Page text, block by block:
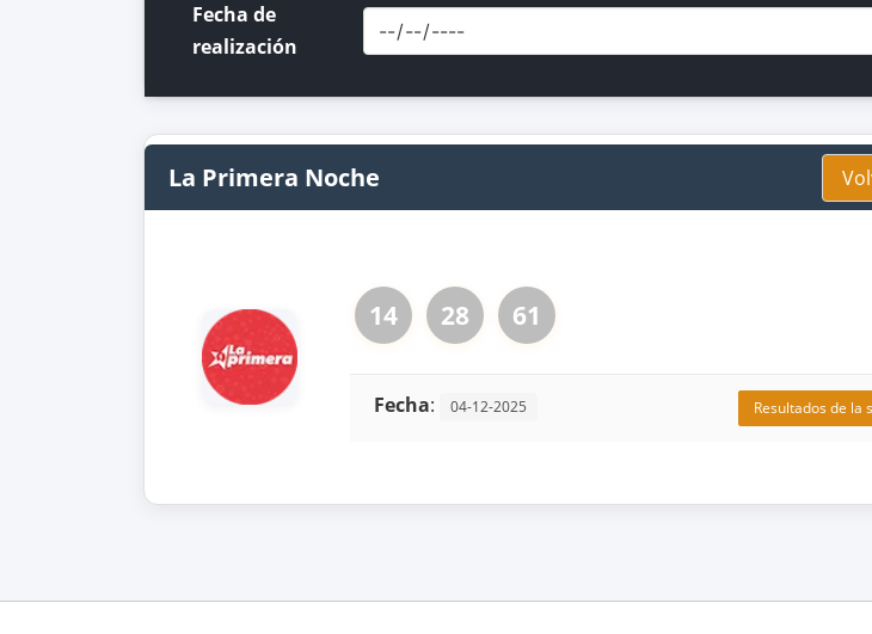
Fecha de
realización
La Primera Noche
14 28 61
Fecha: 04-12-2025 Resultados de la